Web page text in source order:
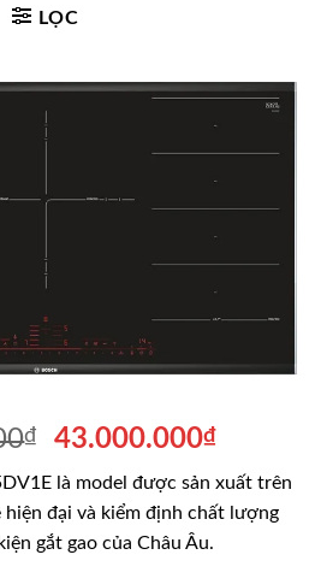
LỌC
₫
Giá
là:
62.900.000₫.
43.000.000₫Giá
hiện
tại
là:
là model được sản xuất trên
hiện đại và kiểm định chất lượng
gắt gao của Châu Âu.